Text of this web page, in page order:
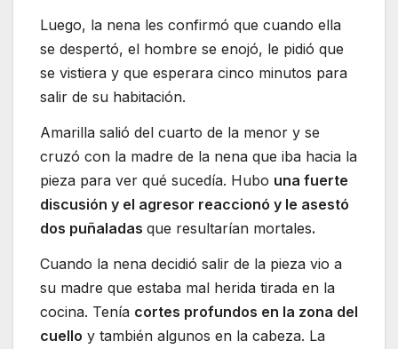
Luego, la nena les confirmó que cuando ella
se despertó, el hombre se enojó, le pidió que
se vistiera y que esperara cinco minutos para
salir de su habitación.
Amarilla salió del cuarto de la menor y se
cruzó con la madre de la nena que iba hacia la
pieza para ver qué sucedía. Hubo una fuerte
discusión y el agresor reaccionó y le asestó
dos puñaladas que resultarían mortales.
Cuando la nena decidió salir de la pieza vio a
su madre que estaba mal herida tirada en la
cocina. Tenía cortes profundos en la zona del
cuello y también algunos en la cabeza. La